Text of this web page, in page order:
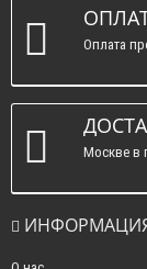
Оплата
Москве в